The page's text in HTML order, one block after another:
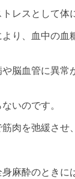
スとして
り、血中の
脳血管に異
いのです。
肉を弛緩させ
麻酔のとき